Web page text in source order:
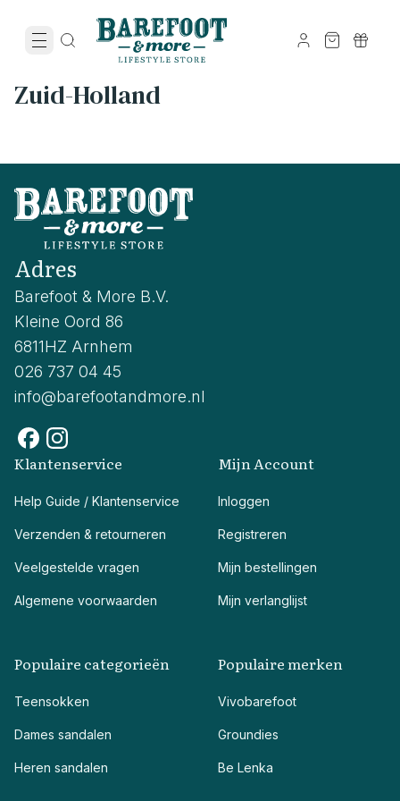
Zuid-Holland
Adres
Barefoot & More B.V.
Kleine Oord 86
6811HZ Arnhem
026 737 04 45
info@barefootandmore.nl
Klantenservice
Help Guide / Klantenservice
Verzenden & retourneren
Veelgestelde vragen
Algemene voorwaarden
Mijn Account
Inloggen
Registreren
Mijn bestellingen
Mijn verlanglijst
Populaire categorieën
Teensokken
Dames sandalen
Heren sandalen
Populaire merken
Vivobarefoot
Groundies
Be Lenka